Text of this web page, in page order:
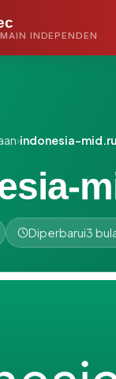
INDEPENDEN
›indonesia-mid.ru
Diperbarui3